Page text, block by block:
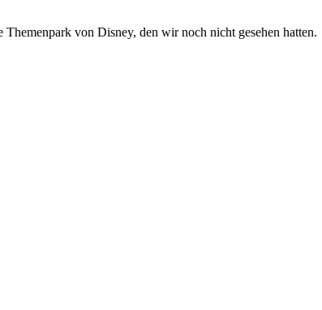
von Disney, den wir noch nicht gesehen hatten.